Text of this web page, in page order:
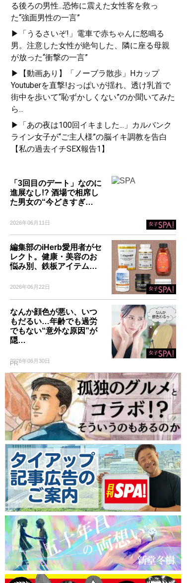
る後ろの男性...恐怖に震えた女性客を救っ
た“強面男性の一言”
▶「うるさいぞ!」電車で赤ちゃんに怒鳴る
男。注意した女性が絶句した、隣に座る母親
が放った“衝撃の一言”
▶【動画あり】「ノーブラ散歩」Hカップ
Youtuberを直撃!おっぱいが揺れ、透け乳首で
街中を歩いて“恥ずかしくない”のか聞いてみた
ら...
▶「あの夜は100回イキました...」カルバンク
ライン女子が“ご主人様”の脳イキ調教を告白
【私の過去イチSEX報告1】
「3回目のデート」なのに
進展なし!? 酒場で相席し
た男女の“今どきすぎ…
2026年06月11日
編集部のiHerb愛用者がセ
レクト。健康・美容のお
悩み別、鉄板アイテム…
2026年06月22日
なんか顔色が悪い、いつ
もだるい…年齢でも過労
でもない“意外な原因”が
隠…
2026年06月30日
PR